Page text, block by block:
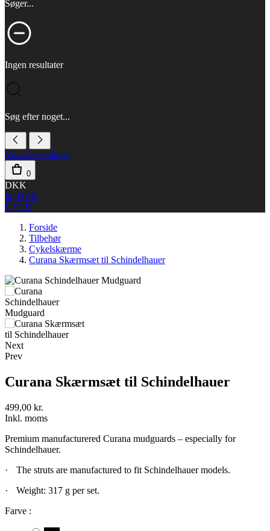
Søger...
Ingen resultater
Søg efter noget...
Vis alle resultater
0
DKK
kr. DKK
€ EUR
Forside
Tilbehør
Cykelskærme
Curana Skærmsæt til Schindelhauer
Next
Prev
Curana Skærmsæt til Schindelhauer
499,00 kr.
Inkl. moms
Premium manufacturered Curana mudguards – especially for
Schindelhauer.
·
The struts are manufactured to fit Schindelhauer models.
·
Weight: 317 g per set.
Farve :